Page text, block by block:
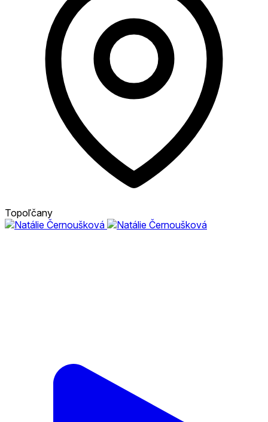
Topoľčany